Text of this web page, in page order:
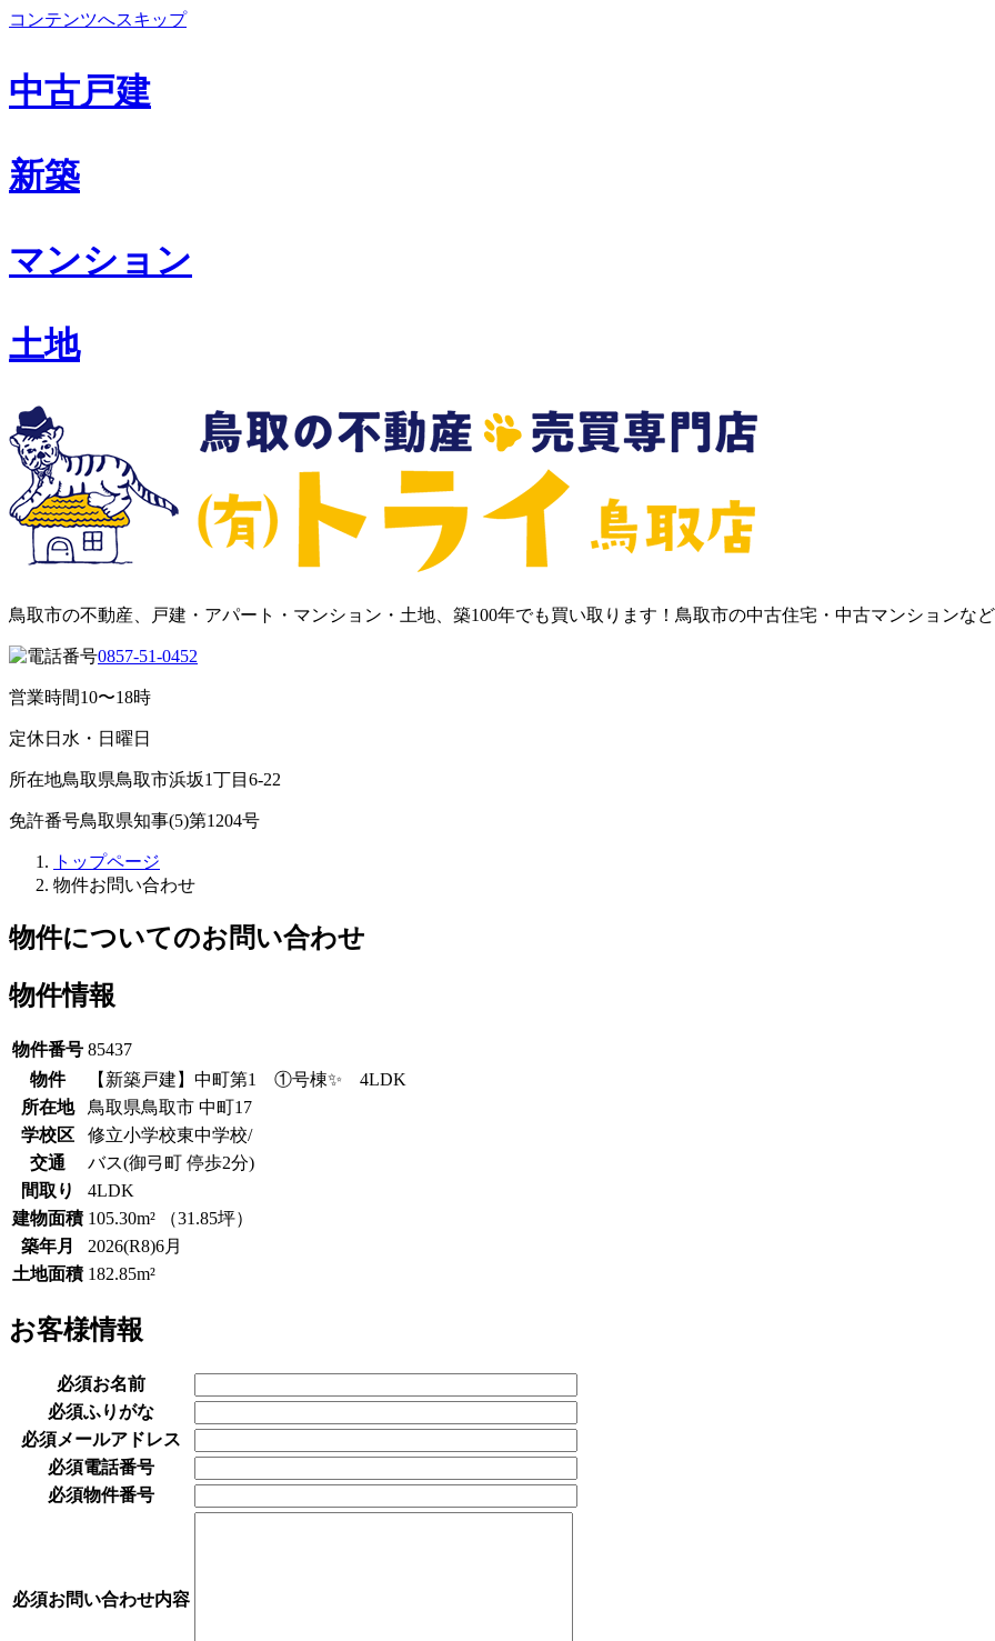
コンテンツへスキップ
中古戸建
新築
マンション
土地
鳥取市の不動産、戸建・アパート・マンション・土地、築100年でも買い取ります！鳥取市の中古住宅・中古マンションな
0857-51-0452
営業時間10〜18時
定休日 水・日曜日
所在地鳥取県鳥取市浜坂1丁目6-22
免許番号鳥取県知事(5)第1204号
トップページ
物件お問い合わせ
物件についてのお問い合わせ
物件情報
物件番号 85437
物件
【新築戸建】中町第1 ①号棟✨ 4LDK
所在地
鳥取県鳥取市 中町17
学校区
修立小学校東中学校/
交通
バス(御弓町 停歩2分)
間取り
4LDK
建物面積 105.30m² （31.85坪）
築年月
2026(R8)6月
土地面積 182.85m²
お客様情報
必須お名前
必須ふりがな
必須メールアドレス
必須電話番号
必須物件番号
必須お問い合わせ内容